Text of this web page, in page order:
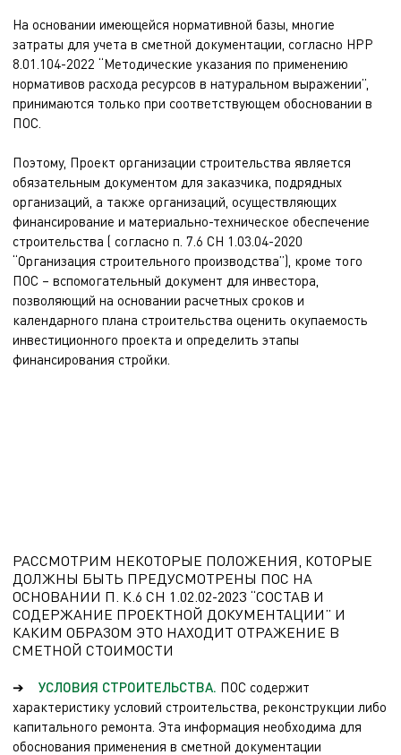
На основании имеющейся нормативной базы, многие
затраты для учета в сметной документации, согласно НРР
8.01.104-2022 “Методические указания по применению
нормативов расхода ресурсов в натуральном выражении”,
принимаются только при соответствующем обосновании в
ПОС.
Поэтому, Проект организации строительства является
обязательным документом для заказчика, подрядных
организаций, а также организаций, осуществляющих
финансирование и материально-техническое обеспечение
строительства ( согласно п. 7.6 СН 1.03.04-2020
“Организация строительного производства”), кроме того
ПОС – вспомогательный документ для инвестора,
позволяющий на основании расчетных сроков и
календарного плана строительства оценить окупаемость
инвестиционного проекта и определить этапы
финансирования стройки.
РАССМОТРИМ НЕКОТОРЫЕ ПОЛОЖЕНИЯ, КОТОРЫЕ
ДОЛЖНЫ БЫТЬ ПРЕДУСМОТРЕНЫ ПОС НА
ОСНОВАНИИ П. К.6 СН 1.02.02-2023 “СОСТАВ И
СОДЕРЖАНИЕ ПРОЕКТНОЙ ДОКУМЕНТАЦИИ” И
КАКИМ ОБРАЗОМ ЭТО НАХОДИТ ОТРАЖЕНИЕ В
СМЕТНОЙ СТОИМОСТИ
➔ УСЛОВИЯ СТРОИТЕЛЬСТВА. ПОС содержит
характеристику условий строительства, реконструкции либо
капитального ремонта. Эта информация необходима для
обоснования применения в сметной документации